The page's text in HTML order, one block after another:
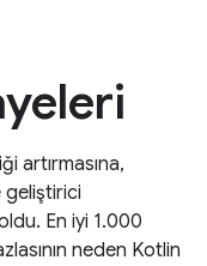
artırmasına,
geliştirici
En iyi 1.000
neden Kotlin